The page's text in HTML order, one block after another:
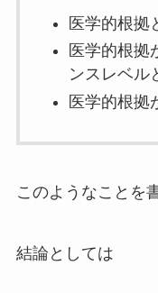
医学的根拠
医学的根拠
ンスレベル
医学的根拠
このようなことを
結論としては